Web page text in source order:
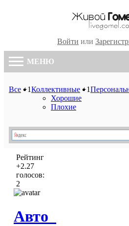
Войти или
МЕНЮ
Все +1Коллективные +1
Хорошие
Плохие
Рейтинг
+2.27
голосов:
2
Авто